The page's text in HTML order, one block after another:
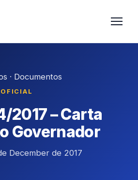
· Documentos
2017 – Carta
Governador
December de 2017